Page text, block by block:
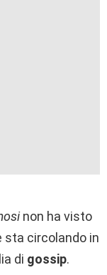
non ha visto
sta circolando in
di gossip.